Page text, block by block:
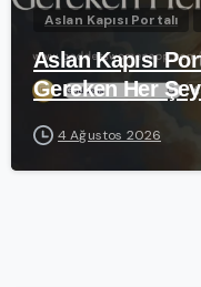
Aslan Kapısı Portalı
Aslan Kapısı
Gereken Her
4 Ağustos 2026